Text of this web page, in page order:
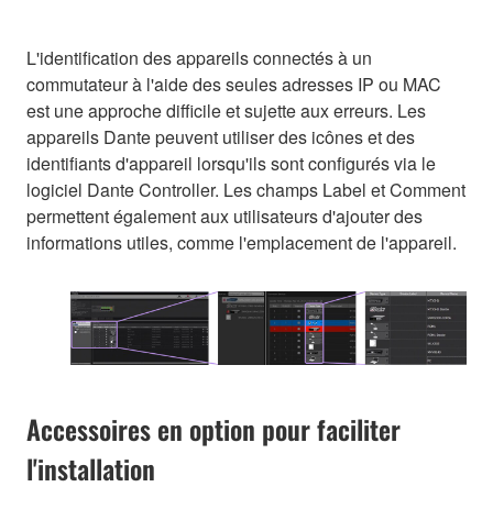
L'identification des appareils connectés à un
commutateur à l'aide des seules adresses IP ou MAC
est une approche difficile et sujette aux erreurs. Les
appareils Dante peuvent utiliser des icônes et des
identifiants d'appareil lorsqu'ils sont configurés via le
logiciel Dante Controller. Les champs Label et Comment
permettent également aux utilisateurs d'ajouter des
informations utiles, comme l'emplacement de l'appareil.
Accessoires en option pour faciliter
l'installation